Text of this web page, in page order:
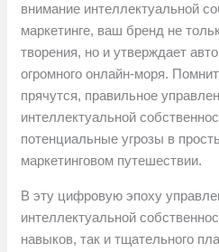
внимание интеллектуальной
маркетинге, ваш бренд не
творения, но и утверждает
огромного онлайн-моря.
прячутся, правильное
интеллектуальной
потенциальные угрозы в
маркетинговом путешествии.
В эту цифровую эпоху
интеллектуальной
навыков, так и тщательного